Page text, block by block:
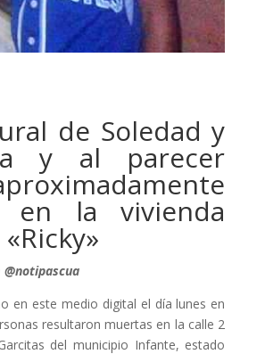
de Soledad y
y al parecer
en la vivienda
en este medio digital el día lunes en
resultaron muertas en la calle 2
del municipio Infante, estado